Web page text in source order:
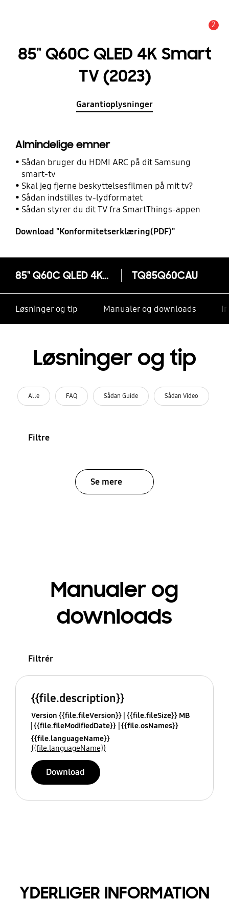
2
85" Q60C QLED 4K Smart
TV (2023)
Garantioplysninger
Almindelige emner
Sådan bruger du HDMI ARC på dit Samsung
smart-tv
Skal jeg fjerne beskyttelsesfilmen på mit tv?
Sådan indstilles tv-lydformatet
Sådan styrer du dit TV fra SmartThings-appen
Download "Konformitetserklæring(PDF)"
85" Q60C QLED 4K Smart TV (2023) TQ85Q60CAU
Løsninger og tip Manualer og downloads
Løsninger og tip
Alle FAQ Sådan Guide Sådan Video
Filtre
Se mere
Manualer og
downloads
Filtrér
{{file.description}}
Version {{file.fileVersion}} {{file.fileSize}} MB
{{file.fileModifiedDate}} {{file.osNames}}
{{file.languageName}}
{{file.languageName}}
Download
YDERLIGER INFORMATION